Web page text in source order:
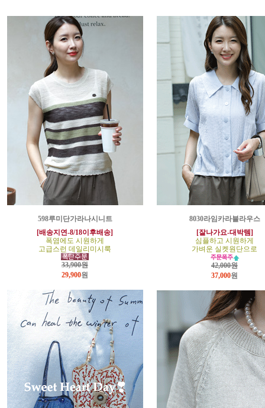
598루미단가라나시니트
[배송지연-8/18이후배송]
폭염에도 시원하게
고급스런 데일리미시룩
33,900원
29,900원
8030라임카라블라우스
[잘나가요-대박템]
심플하고 시원하게
가벼운 실켓원단으로
42,000원
37,000원